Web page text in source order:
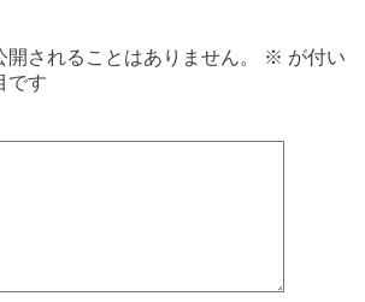
開されることはありません。 ※ が付い
です